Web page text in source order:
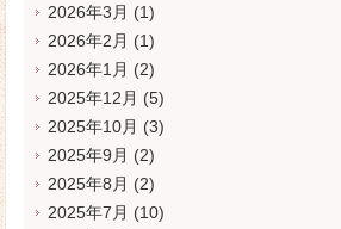
2026年3月 (1)
2026年2月 (1)
2026年1月 (2)
2025年12月 (5)
2025年10月 (3)
2025年9月 (2)
2025年8月 (2)
2025年7月 (10)